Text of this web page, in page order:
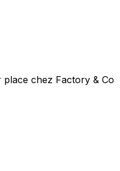
place chez Factory & Co